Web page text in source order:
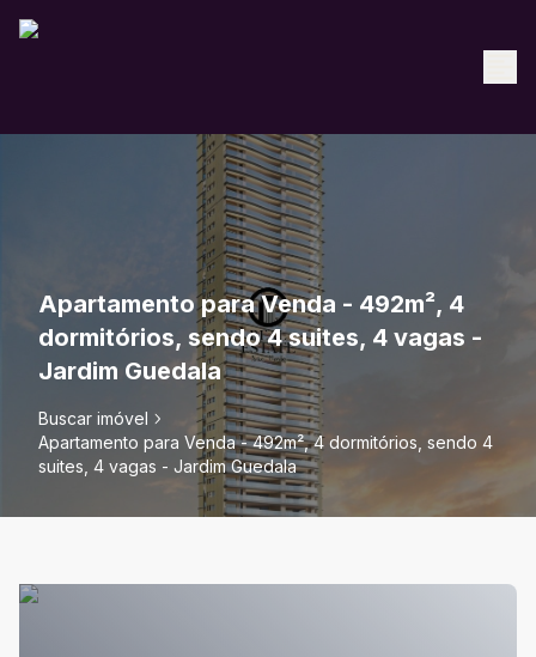
Apartamento para Venda - 492m², 4
dormitórios, sendo 4 suites, 4 vagas -
Jardim Guedala
Buscar imóvel
Apartamento para Venda - 492m², 4 dormitórios, sendo 4
suites, 4 vagas - Jardim Guedala